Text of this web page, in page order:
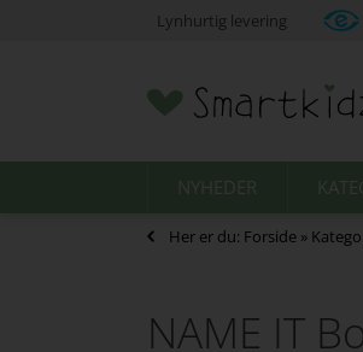
Lynhurtig levering
NYHEDER
Her er du: Forside »
NAME IT